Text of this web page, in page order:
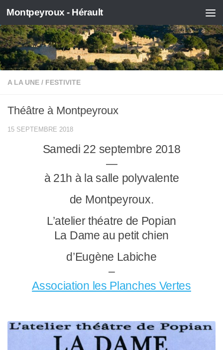
Skip to content
Montpeyroux - Hérault
A LA UNE / FESTIVITE
Théâtre à Montpeyroux
15 SEPTEMBRE 2018
Samedi 22 septembre 2018
—
à 21h à la salle polyvalente
de Montpeyroux.
L’atelier théatre de Popian
La Dame au petit chien
d’Eugène Labiche
–
Association les Planches Vertes